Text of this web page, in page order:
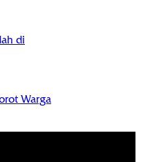
di
Warga